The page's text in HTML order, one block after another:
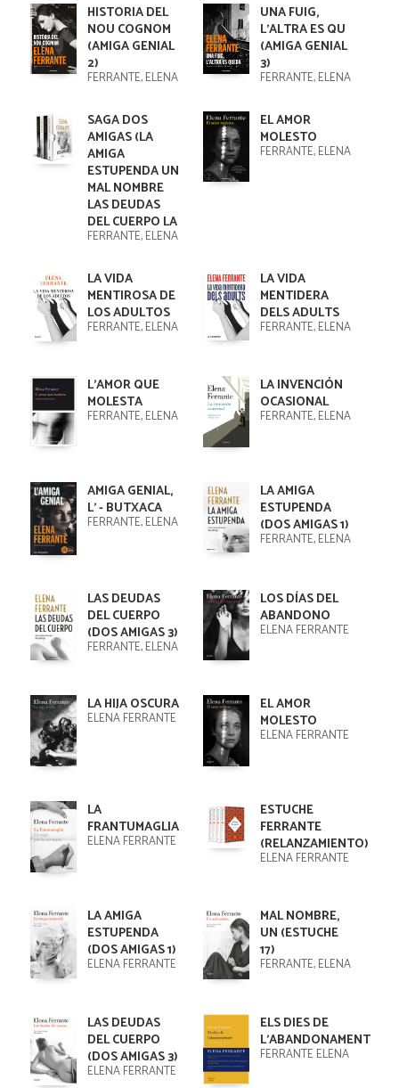
HISTORIA DEL
NOU COGNOM
(AMIGA GENIAL
2)
FERRANTE, ELENA
UNA FUIG,
L'ALTRA ES QU
(AMIGA GENIAL
3)
FERRANTE, ELENA
SAGA DOS
AMIGAS (LA
AMIGA
ESTUPENDA UN
MAL NOMBRE
LAS DEUDAS
DEL CUERPO LA
FERRANTE, ELENA
EL AMOR
MOLESTO
FERRANTE, ELENA
LA VIDA
MENTIROSA DE
LOS ADULTOS
FERRANTE, ELENA
LA VIDA
MENTIDERA
DELS ADULTS
FERRANTE, ELENA
L'AMOR QUE
MOLESTA
FERRANTE, ELENA
LA INVENCIÓN
OCASIONAL
FERRANTE, ELENA
AMIGA GENIAL,
L' - BUTXACA
FERRANTE, ELENA
LA AMIGA
ESTUPENDA
(DOS AMIGAS 1)
FERRANTE, ELENA
LAS DEUDAS
DEL CUERPO
(DOS AMIGAS 3)
FERRANTE, ELENA
LOS DÍAS DEL
ABANDONO
ELENA FERRANTE
LA HIJA OSCURA
ELENA FERRANTE
EL AMOR
MOLESTO
ELENA FERRANTE
LA
FRANTUMAGLIA
ELENA FERRANTE
ESTUCHE
FERRANTE
(RELANZAMIENTO)
ELENA FERRANTE
LA AMIGA
ESTUPENDA
(DOS AMIGAS 1)
ELENA FERRANTE
MAL NOMBRE,
UN (ESTUCHE
17)
FERRANTE, ELENA
LAS DEUDAS
DEL CUERPO
(DOS AMIGAS 3)
ELENA FERRANTE
ELS DIES DE
L'ABANDONAMENT
FERRANTE ELENA